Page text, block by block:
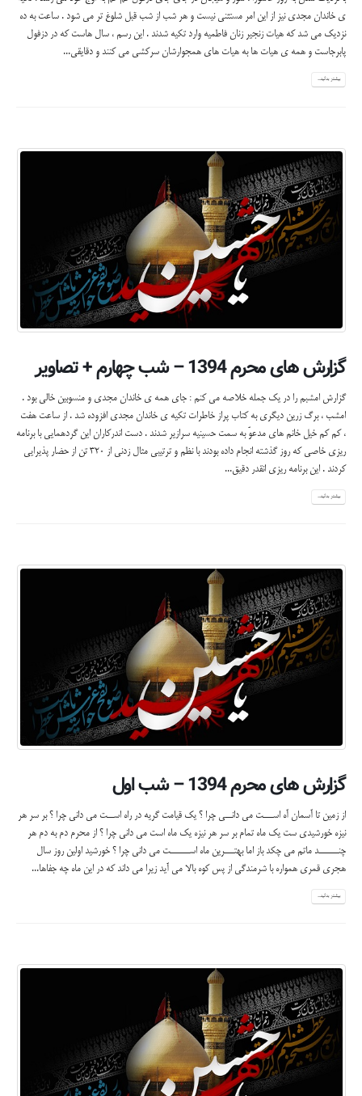
ی خاندان مجدی نیز از این امر مستثنی نیست و هر شب از شب قبل شلوغ تر می شود . ساعت به ده
نزدیک می شد که هیات زنجیر زنان فاطمیه وارد تکیه شدند . این رسم ، سال هاست که در دزفول
پابرجاست و همه ی هیات ها به هیات های همجوارشان سرکشی می کنند و دقایقی...
بیشتر بدانید...
گزارش های محرم 1394 – شب چهارم + تصاویر
گزارش امشبم را در یک جمله خلاصه می کنم : جای همه ی خاندان مجدی و منسوبین خالی بود .
امشب ، برگ زرین دیگری به کتاب پراز خاطرات تکیه ی خاندان مجدی افزوده شد . از ساعت هفت
، کم کم خیل خانم های مدعوّ به سمت حسینیه سرازیر شدند . دست اندرکاران این گردهمایی با برنامه
ریزی خاصی که روز گذشته انجام داده بودند با نظم و ترتیبی مثال زدنی از ۳۲۰ تن از حضار پذیرایی
کردند . این برنامه ریزی انقدر دقیق...
بیشتر بدانید...
گزارش های محرم 1394 – شب اول
از زمین تا آسمان آه اســـت می دانــی چرا ؟ یک قیامت گریه در راه اســت می دانی چرا ؟ بر سر هر
نیزه خورشیدی ست یک ماه تمام بر سر هر نیزه یک ماه است می دانی چرا ؟ از محرم دم به دم هر
چنــــــد ماتم می چکد باز اما بهتـــرین ماه اســــــت می دانی چرا ؟ خورشید اولین روز سال
هجری قمری همواره با شرمندگی از پس کوه بالا می آید زیرا می داند که در این ماه چه جفاها...
بیشتر بدانید...